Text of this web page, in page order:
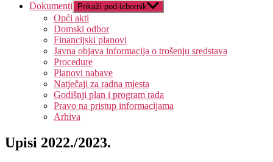
Dokumenti
Prikaži pod-izbornik
Opći akti
Domski odbor
Financijski planovi
Javna objava informacija o trošenju sredstava
Procedure
Planovi nabave
Natječaji za radna mjesta
Godišnji plan i program rada
Pravo na pristup informacijama
Arhiva
Upisi 2022./2023.